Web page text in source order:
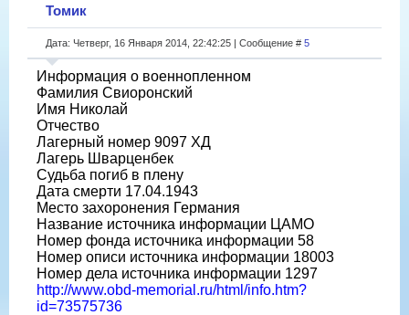
Томик
Дата: Четверг, 16 Января 2014, 22:42:25 | Сообщение # 5
Информация о военнопленном
Фамилия Свиоронский
Имя Николай
Отчество
Лагерный номер 9097 ХД
Лагерь Шварценбек
Судьба погиб в плену
Дата смерти 17.04.1943
Место захоронения Германия
Название источника информации ЦАМО
Номер фонда источника информации 58
Номер описи источника информации 18003
Номер дела источника информации 1297
http://www.obd-memorial.ru/html/info.htm?
id=73575736